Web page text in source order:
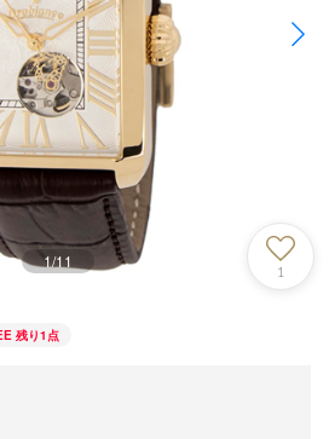
1/11
1
残り1点